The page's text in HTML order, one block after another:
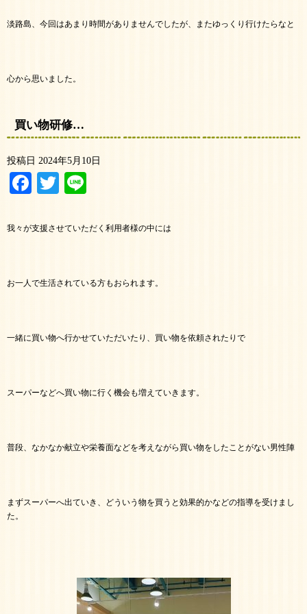
淡路島、今回はあまり時間がありませんでしたが、またゆっくり行けたらなと
心から思いました。
買い物研修…
投稿日 2024年5月10日
Facebook
Twitter
我々が支援させていただく利用者様の中には
お一人で生活されている方もおられます。
一緒に買い物へ行かせていただいたり、買い物を依頼されたりで
スーパーなどへ買い物に行く機会も増えていきます。
普段、なかなか献立や栄養面などを考えながら買い物をしたことがない男性陣
まずスーパーへ出ていき、どういう物を買うと効果的かなどの指導を受けまし
た。